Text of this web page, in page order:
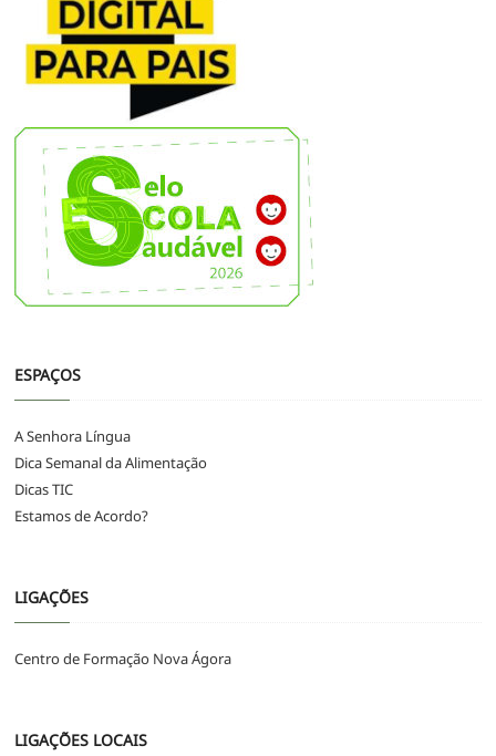
ESPAÇOS
A Senhora Língua
Dica Semanal da Alimentação
Dicas TIC
Estamos de Acordo?
LIGAÇÕES
Centro de Formação Nova Ágora
LIGAÇÕES LOCAIS